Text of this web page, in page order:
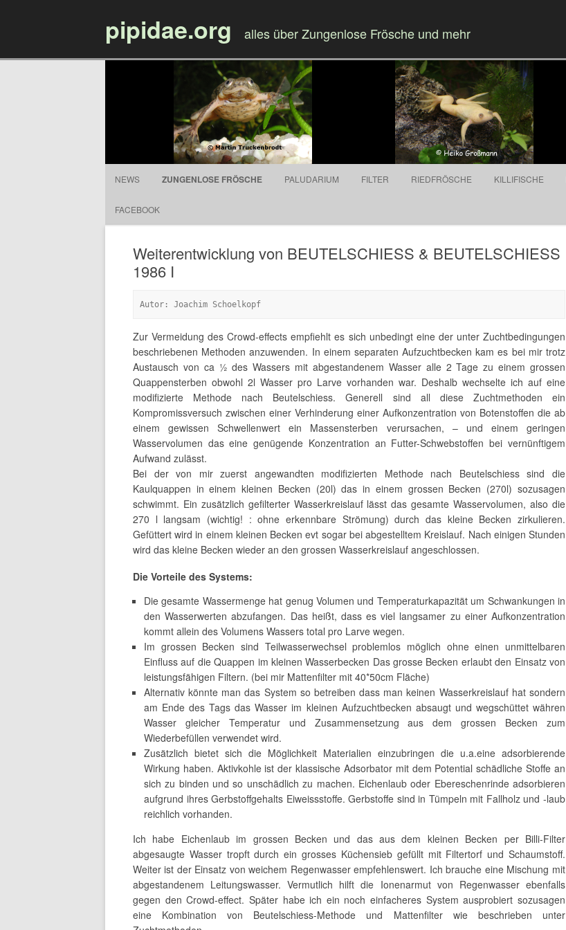
pipidae.org alles über Zungenlose Frösche und mehr
NEWS ZUNGENLOSE FRÖSCHE PALUDARIUM FILTER RIEDFRÖSCHE KILLIFISCHE
FACEBOOK
Weiterentwicklung von BEUTELSCHIESS & BEUTELSCHIESS
1986 I
Autor: Joachim Schoelkopf
Zur Vermeidung des Crowd-effects empfiehlt es sich unbedingt eine der unter Zuchtbedingungen
beschriebenen Methoden anzuwenden. In einem separaten Aufzuchtbecken kam es bei mir trotz
Austausch von ca ½ des Wassers mit abgestandenem Wasser alle 2 Tage zu einem grossen
Quappensterben obwohl 2l Wasser pro Larve vorhanden war. Deshalb wechselte ich auf eine
modifizierte Methode nach Beutelschiess. Generell sind all diese Zuchtmethoden ein
Kompromissversuch zwischen einer Verhinderung einer Aufkonzentration von Botenstoffen die ab
einem gewissen Schwellenwert ein Massensterben verursachen, – und einem geringen
Wasservolumen das eine genügende Konzentration an Futter-Schwebstoffen bei vernünftigem
Aufwand zulässt.
Bei der von mir zuerst angewandten modifizierten Methode nach Beutelschiess sind die
Kaulquappen in einem kleinen Becken (20l) das in einem grossen Becken (270l) sozusagen
schwimmt. Ein zusätzlich gefilterter Wasserkreislauf lässt das gesamte Wasservolumen, also die
270 l langsam (wichtig! : ohne erkennbare Strömung) durch das kleine Becken zirkulieren.
Gefüttert wird in einem kleinen Becken evt sogar bei abgestelltem Kreislauf. Nach einigen Stunden
wird das kleine Becken wieder an den grossen Wasserkreislauf angeschlossen.
Die Vorteile des Systems:
Die gesamte Wassermenge hat genug Volumen und Temperaturkapazität um Schwankungen in
den Wasserwerten abzufangen. Das heißt, dass es viel langsamer zu einer Aufkonzentration
kommt allein des Volumens Wassers total pro Larve wegen.
Im grossen Becken sind Teilwasserwechsel problemlos möglich ohne einen unmittelbaren
Einfluss auf die Quappen im kleinen Wasserbecken Das grosse Becken erlaubt den Einsatz von
leistungsfähigen Filtern. (bei mir Mattenfilter mit 40*50cm Fläche)
Alternativ könnte man das System so betreiben dass man keinen Wasserkreislauf hat sondern
am Ende des Tags das Wasser im kleinen Aufzuchtbecken absaugt und wegschüttet währen
Wasser gleicher Temperatur und Zusammensetzung aus dem grossen Becken zum
Wiederbefüllen verwendet wird.
Zusätzlich bietet sich die Möglichkeit Materialien einzubringen die u.a.eine adsorbierende
Wirkung haben. Aktivkohle ist der klassische Adsorbator mit dem Potential schädliche Stoffe an
sich zu binden und so unschädlich zu machen. Eichenlaub oder Ebereschenrinde adsorbieren
aufgrund ihres Gerbstoffgehalts Eiweissstoffe. Gerbstoffe sind in Tümpeln mit Fallholz und -laub
reichlich vorhanden.
Ich habe Eichenlaub im grossen Becken und das aus dem kleinen Becken per Billi-Filter
abgesaugte Wasser tropft durch ein grosses Küchensieb gefüllt mit Filtertorf und Schaumstoff.
Weiter ist der Einsatz von weichem Regenwasser empfehlenswert. Ich brauche eine Mischung mit
abgestandenem Leitungswasser. Vermutlich hilft die Ionenarmut von Regenwasser ebenfalls
gegen den Crowd-effect. Später habe ich ein noch einfacheres System ausprobiert sozusagen
eine Kombination von Beutelschiess-Methode und Mattenfilter wie beschrieben unter